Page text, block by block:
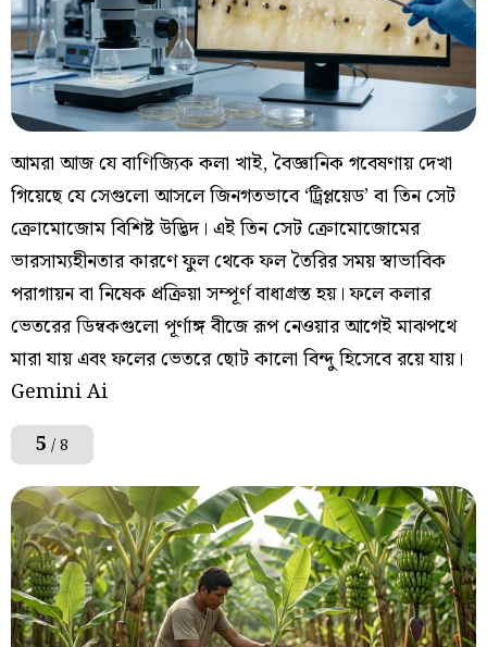
আমরা আজ যে বাণিজ্যিক কলা খাই, বৈজ্ঞানিক গবেষণায় দেখা
গিয়েছে যে সেগুলো আসলে জিনগতভাবে ‘ট্রিপ্লয়েড’ বা তিন সেট
ক্রোমোজোম বিশিষ্ট উদ্ভিদ। এই তিন সেট ক্রোমোজোমের
ভারসাম্যহীনতার কারণে ফুল থেকে ফল তৈরির সময় স্বাভাবিক
পরাগায়ন বা নিষেক প্রক্রিয়া সম্পূর্ণ বাধাগ্রস্ত হয়। ফলে কলার
ভেতরের ডিম্বকগুলো পূর্ণাঙ্গ বীজে রূপ নেওয়ার আগেই মাঝপথে
মারা যায় এবং ফলের ভেতরে ছোট কালো বিন্দু হিসেবে রয়ে যায়।
Gemini Ai
5 / 8